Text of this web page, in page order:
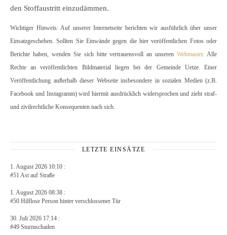
den Stoffaustritt einzudämmen.
Wichtiger Hinweis: Auf unserer Internetseite berichten wir ausführlich über unser
Einsatzgeschehen. Sollten Sie Einwände gegen die hier veröffentlichen Fotos oder
Berichte haben, wenden Sie sich bitte vertrauensvoll an unserenWebmaster. Alle
Rechte an veröffentlichten Bildmaterial liegen bei der Gemeinde Uetze. Einer
Veröffentlichung außerhalb dieser Webseite insbesondere in sozialen Medien (z.B.
Facebook und Instagramm) wird hiermit ausdrücklich widersprochen und zieht straf-
und zivilrechtliche Konsequenten nach sich.
LETZTE EINSÄTZE
1. August 2026 10:10 :
#51 Ast auf Straße
1. August 2026 08:38 :
#50 Hilflose Person hinter verschlossener Tür
30. Juli 2026 17:14 :
#49 Sturmschaden